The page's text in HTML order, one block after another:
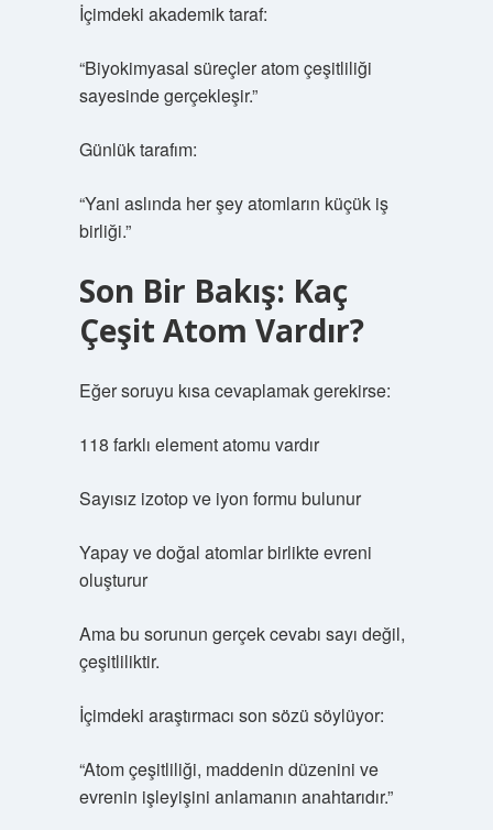
İçimdeki akademik taraf:
“Biyokimyasal süreçler atom çeşitliliği
sayesinde gerçekleşir.”
Günlük tarafım:
“Yani aslında her şey atomların küçük iş
birliği.”
Son Bir Bakış: Kaç
Çeşit Atom Vardır?
Eğer soruyu kısa cevaplamak gerekirse:
118 farklı element atomu vardır
Sayısız izotop ve iyon formu bulunur
Yapay ve doğal atomlar birlikte evreni
oluşturur
Ama bu sorunun gerçek cevabı sayı değil,
çeşitliliktir.
İçimdeki araştırmacı son sözü söylüyor:
“Atom çeşitliliği, maddenin düzenini ve
evrenin işleyişini anlamanın anahtarıdır.”